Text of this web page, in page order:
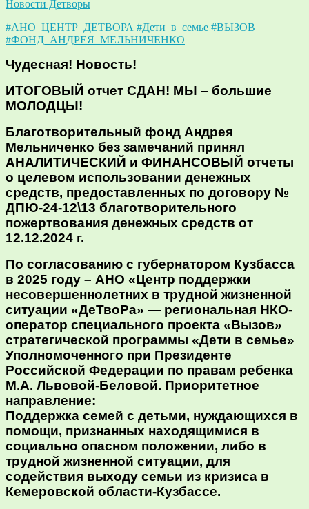
Новости Детворы
#АНО_ЦЕНТР_ДЕТВОРА #Дети_в_семье #ВЫЗОВ
#ФОНД_АНДРЕЯ_МЕЛЬНИЧЕНКО
Чудесная! Новость!
ИТОГОВЫЙ отчет СДАН! МЫ – большие
МОЛОДЦЫ!
Благотворительный фонд Андрея
Мельниченко без замечаний принял
АНАЛИТИЧЕСКИЙ и ФИНАНСОВЫЙ отчеты
о целевом использовании денежных
средств, предоставленных по договору №
ДПЮ-24-12\13 благотворительного
пожертвования денежных средств от
12.12.2024 г.
По согласованию с губернатором Кузбасса
в 2025 году – АНО «Центр поддержки
несовершеннолетних в трудной жизненной
ситуации «ДеТвоРа» — региональная НКО-
оператор специального проекта «Вызов»
стратегической программы «Дети в семье»
Уполномоченного при Президенте
Российской Федерации по правам ребенка
М.А. Львовой-Беловой. Приоритетное
направление:
Поддержка семей с детьми, нуждающихся в
помощи, признанных находящимися в
социально опасном положении, либо в
трудной жизненной ситуации, для
содействия выходу семьи из кризиса в
Кемеровской области-Кузбассе.